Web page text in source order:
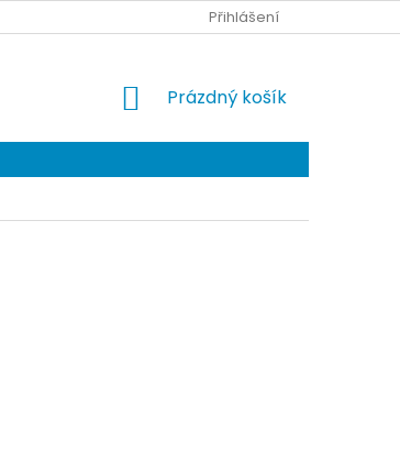
Přihlášení
NÁKUPNÍ
Prázdný košík